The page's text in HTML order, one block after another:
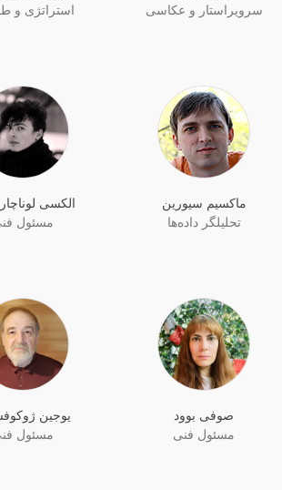
سرویراستار و عکاسی
استراتژی و
ماکسیم سیورین
تحلیلگر داده‌ها
الکسی
مسئول
صوفی بوود
مسئول فنی
یوجین
مسئول